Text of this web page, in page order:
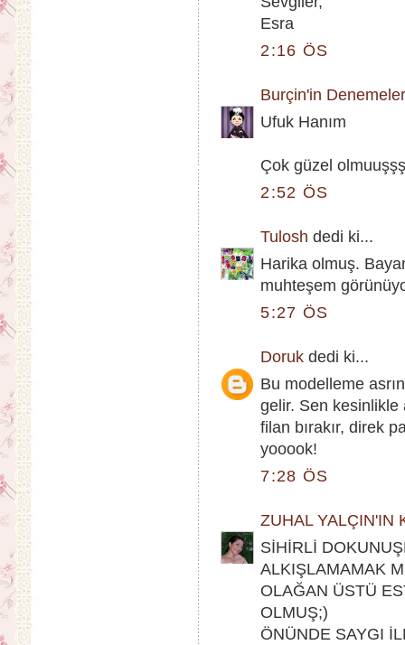
Esra
2:16 ÖS
Burçin'in
Ufuk Hanım
Çok güzel
2:52 ÖS
Tulosh dedi ki...
Harika olmuş.
muhteşem
5:27 ÖS
Doruk dedi ki...
Bu modelleme
gelir. Sen kesinlikle
filan bırakır, direk
yooook!
7:28 ÖS
ZUHAL YALÇIN'IN
SİHİRLİ
ALKIŞLAMAMAK
OLAĞAN ÜSTÜ
OLMUŞ;)
ÖNÜNDE SAYGI